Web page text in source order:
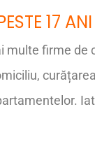
17 ANI
multe firme de